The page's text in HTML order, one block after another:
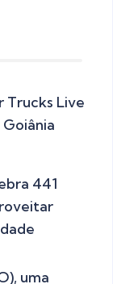
Trucks Live
441
uma